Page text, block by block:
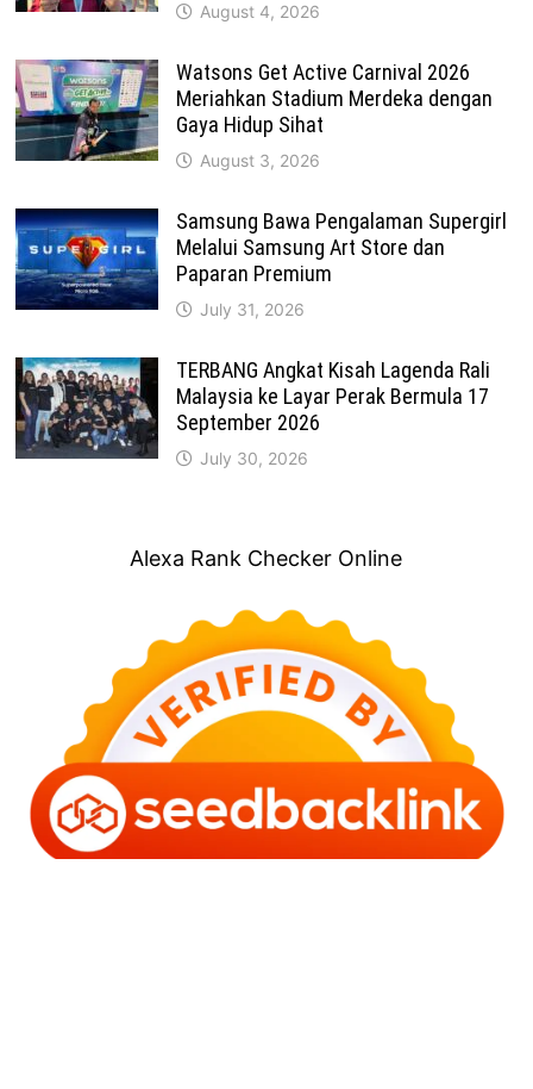
August 4, 2026
Watsons Get Active Carnival 2026
Meriahkan Stadium Merdeka dengan
Gaya Hidup Sihat
August 3, 2026
Samsung Bawa Pengalaman Supergirl
Melalui Samsung Art Store dan
Paparan Premium
July 31, 2026
TERBANG Angkat Kisah Lagenda Rali
Malaysia ke Layar Perak Bermula 17
September 2026
July 30, 2026
Alexa Rank Checker Online